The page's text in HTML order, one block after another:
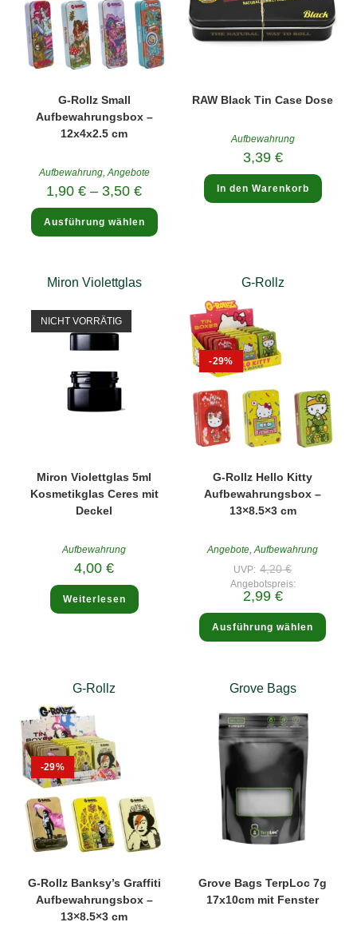
G-Rollz Small
Aufbewahrungsbox –
12x4x2.5 cm
Aufbewahrung,Angebote
1,90€ – 3,50€
Ausführung wählen
Dieses
weist
Produktseite
gewählt
werden
RAW Black Tin Case Dose
Aufbewahrung
3,39 €
In den Warenkorb
Miron Violettglas
NICHT VORRÄTIG
Miron Violettglas 5ml
Kosmetikglas Ceres mit
Deckel
Aufbewahrung
4,00€
Weiterlesen
G-Rollz
-29%
G-Rollz Hello Kitty
Aufbewahrungsbox –
13×8.5×3 cm
Angebote,Aufbewahrung
UVP: 4,20€
war:
Angebotspreis:
2,99 €Aktueller
Preis
ist:
2,99 €.
Ausführung wählen
weist
G-Rollz
-29%
G-Rollz Banksy’s Graffiti
Aufbewahrungsbox –
13×8.5×3 cm
Grove Bags
Grove Bags TerpLoc 7g
17x10cm mit Fenster